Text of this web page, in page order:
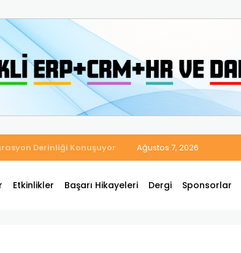
ve Muhasebe Süreçlerini Tek Platformda Birleştirdi
Ağustos 7, 2026
Etkinlikler Başarı Hikayeleri Dergi Sponsorlar